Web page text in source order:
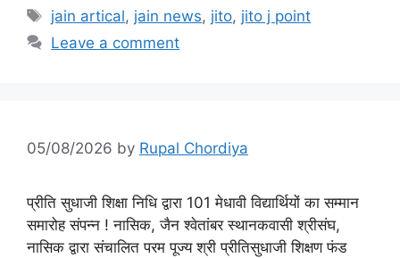
Tags
jain artical, jain news, jito, jito j point
Leave a comment
05/08/2026 by Rupal Chordiya
प्रीति सुधाजी शिक्षा निधि द्वारा 101 मेधावी विद्यार्थियों का सम्मान
समारोह संपन्न ! नासिक, जैन श्वेतांबर स्थानकवासी श्रीसंघ,
नासिक द्वारा संचालित परम पूज्य श्री प्रीतिसुधाजी शिक्षण फंड